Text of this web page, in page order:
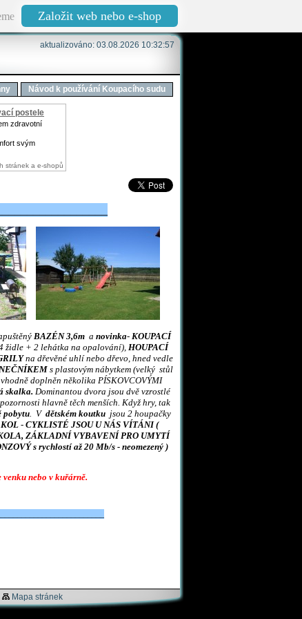
Založit web nebo e-shop
aktualizováno: 03.08.2026 10:32:57
Návod k používání Koupacího sudu
postele
zdravotní
svým
stránek a e-shopů
BAZÉN 3,6m a novinka- KOUPACÍ
židle + 2 lehátka na opalování), HOUPACÍ
na dřevěné uhlí nebo dřevo, hned vedle
s plastovým nábytkem (velký stůl
doplněn několika PÍSKOVCOVÝMI
skalka. Dominantou dvora jsou dvě vzrostlé
hlavně těch menších. Když hry, tak
pobytu. V dětském koutku jsou 2 houpačky
- CYKLISTÉ JSOU U NÁS VÍTÁNI (
ZÁKLADNÍ VYBAVENÍ PRO UMYTÍ
s rychlostí až 20 Mb/s - neomezený )
nebo v kuřárně.
Mapa stránek